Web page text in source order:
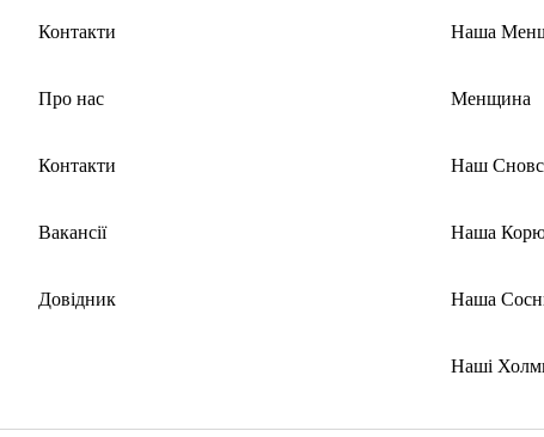
Контакти
Про нас
Контакти
Вакансії
Довідник
Наша
Менщина
Наш
Наша
Наша
Наші